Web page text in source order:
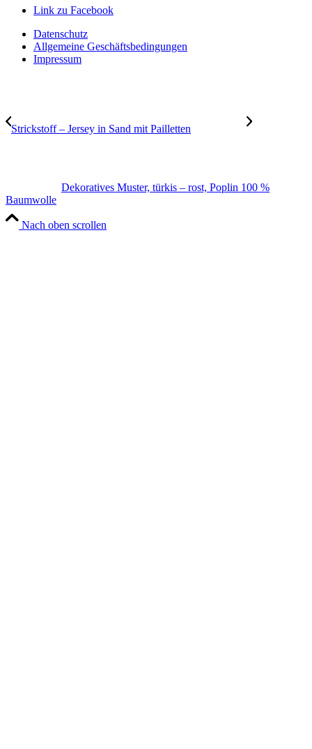
Link zu Facebook
Datenschutz
Allgemeine Geschäftsbedingungen
Impressum
Strickstoff – Jersey in Sand mit Pailletten
Dekoratives Muster, türkis – rost, Poplin 100 %
Baumwolle
Nach oben scrollen